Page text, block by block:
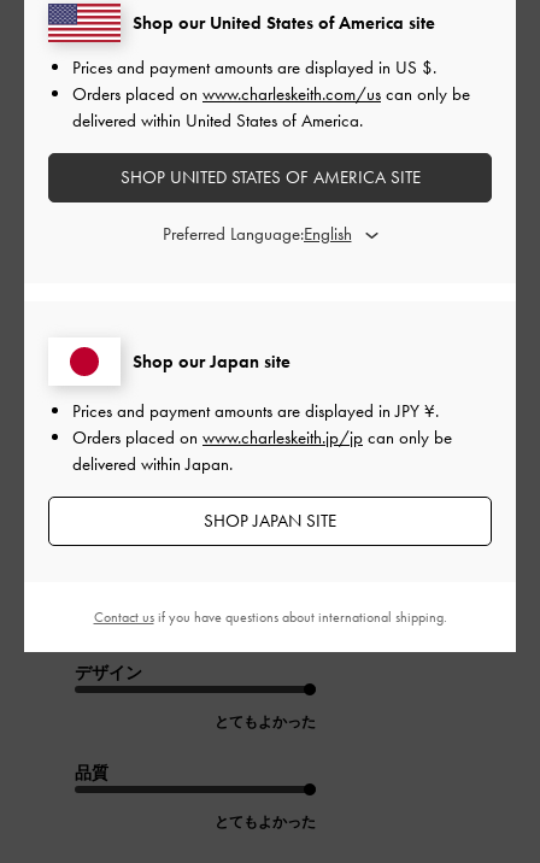
品質
もっと見る
ご利用者様
よすぎる
カラー:
デザイン
とてもよかった
品質
とてもよかった
2024-05-06
Shop our Japan site
Prices and payment amounts are displayed inJPY ¥.
Orders placed on www.charleskeith.jp/jp can only be
delivered within Japan.
SHOP JAPAN SITE
Shop our United States of America site
Prices and payment amounts are displayed in US $.
Orders placed on www.charleskeith.com/us can only be
delivered within United States of America.
SHOP UNITED STATES OF AMERICA SITE
Preferred Language:
Contact usif you have questions about international shipping.